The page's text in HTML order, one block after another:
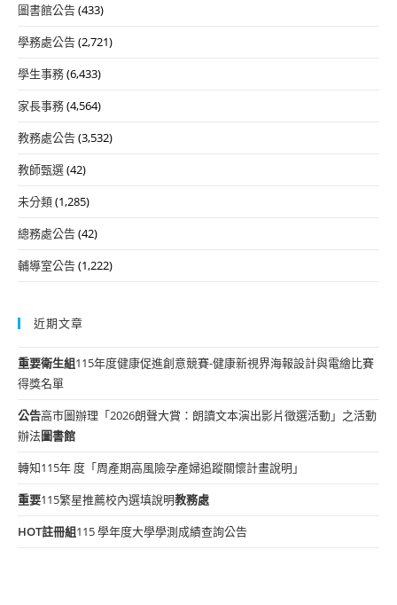
圖書館公告(433)
學務處公告(2,721)
學生事務(6,433)
家長事務(4,564)
教務處公告(3,532)
教師甄選(42)
未分類(1,285)
總務處公告(42)
輔導室公告(1,222)
近期文章
重要衛生組115年度健康促進創意競賽-健康新視界海報設計與電繪比賽
得獎名單
公告高市圖辦理「2026朗聲大賞：朗讀文本演出影片徵選活動」之活動
辦法圖書館
轉知115年 度「周產期高風險孕產婦追蹤關懷計畫說明」
重要115繁星推薦校內選填說明教務處
HOT註冊組115 學年度大學學測成績查詢公告